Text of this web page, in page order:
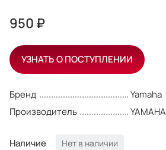
Бренд
Yamaha
Производитель
YAMAHA
Наличие Нет в наличии
950 ₽
УЗНАТЬ О ПОСТУПЛЕНИИ